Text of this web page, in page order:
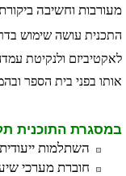
מעורבות וחשיבה
התכנית עושה שימוש
אותו בפני בית הספר
במסגרת התוכנית
השתלמות ייעודית
חוברת מערכי